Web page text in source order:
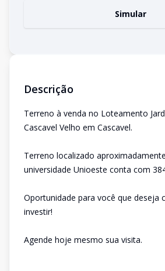
Simular
Descrição
Terreno à venda no Loteamento
Cascavel Velho em Cascavel.
Terreno localizado
universidade Unioeste conta com
Oportunidade para você que deseja
investir!
Agende hoje mesmo sua visita.